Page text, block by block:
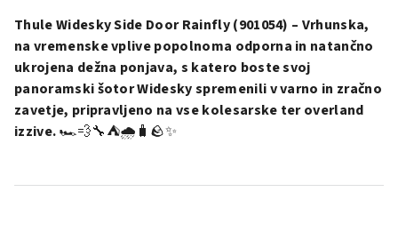
Thule Widesky Side Door Rainfly (901054) – Vrhunska,
na vremenske vplive popolnoma odporna in natančno
ukrojena dežna ponjava, s katero boste svoj
panoramski šotor Widesky spremenili v varno in zračno
zavetje, pripravljeno na vse kolesarske ter overland
izzive.🏎️💨🔧⛺🌧️🧳🪨✨